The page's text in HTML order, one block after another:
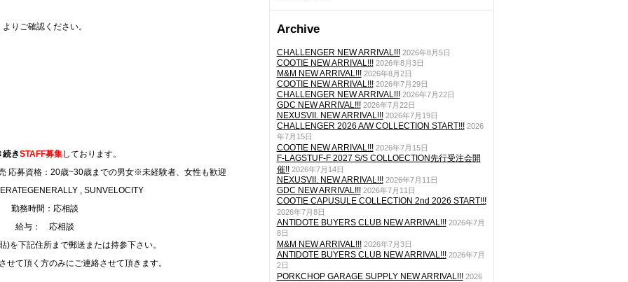
Archive
CHALLENGER NEW ARRIVAL!!! 2026年8月5日
COOTIE NEW ARRIVAL!!! 2026年8月3日
M&M NEW ARRIVAL!!! 2026年8月2日
COOTIE NEW ARRIVAL!!! 2026年7月29日
CHALLENGER NEW ARRIVAL!!! 2026年7月22日
GDC NEW ARRIVAL!!! 2026年7月22日
NEXUSVII. NEW ARRIVAL!!! 2026年7月19日
CHALLENGER 2026 A/W COLLECTION START!!! 2026
年7月15日
COOTIE NEW ARRIVAL!!! 2026年7月15日
F-LAGSTUF-F 2027 S/S COLLOECTION先行受注会開
催!! 2026年7月14日
NEXUSVII. NEW ARRIVAL!!! 2026年7月11日
GDC NEW ARRIVAL!!! 2026年7月11日
COOTIE CAPUSULE COLLECTION 2nd 2026 START!!!
2026年7月8日
ANTIDOTE BUYERS CLUB NEW ARRIVAL!!! 2026年7月
8日
M&M NEW ARRIVAL!!! 2026年7月3日
ANTIDOTE BUYERS CLUB NEW ARRIVAL!!! 2026年7月
2日
PORKCHOP GARAGE SUPPLY NEW ARRIVAL!!! 2026
よりご確認ください。
続きSTAFF募集しております。
応募資格：20歳~30歳までの男女※未経験者、女性も歓迎
, SUNVELOCITY
勤務時間：応相談
給与： 応相談
)を下記住所まで郵送または持参下さい。
せて頂く方のみにご連絡させて頂きます。